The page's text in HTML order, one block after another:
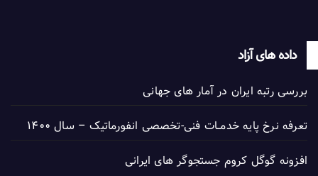
داده های آزاد
بررسی رتبه ایران در آمار های جهانی
تعرفه نرخ پایه خدمــات فنی-تخصصی انفورماتیک – سال ۱۴۰۰
افزونه گوگل کروم جستجوگر های ایرانی